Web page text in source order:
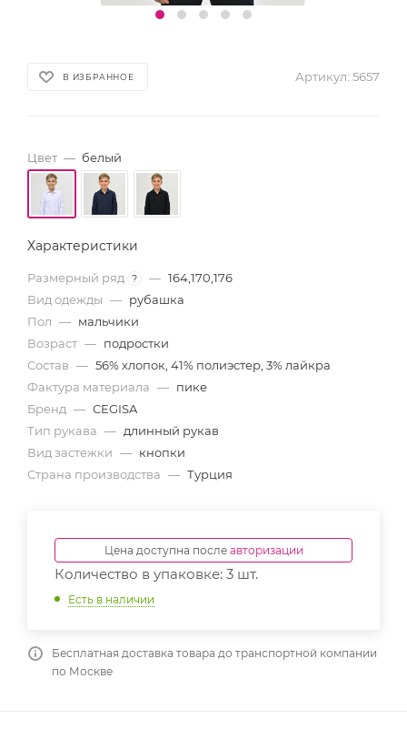
В ИЗБРАННОЕ Артикул: 5657
Цвет — белый
Характеристики
Размерный ряд ? — 164,170,176
Вид одежды — рубашка
Пол — мальчики
Возраст — подростки
Состав — 56% хлопок, 41% полиэстер, 3% лайкра
Фактура материала — пике
Бренд — CEGISA
Тип рукава — длинный рукав
Вид застежки — кнопки
Страна производства — Турция
Цена доступна после авторизации
Количество в упаковке: 3 шт.
Есть в наличии
Бесплатная доставка товара до транспортной компании
по Москве